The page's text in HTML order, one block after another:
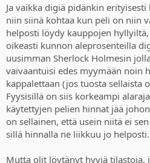
Ja vaikka digiä pidänkin
niin siinä kohtaa kun peli on niin
helposti löydy kauppojen
oikeasti kunnon aleprosenteilla
uusimman Sherlock Holmesin
vaivaantuisi edes myymään noin
kappalettaan (jos tuosta sellaista
Fyysisillä on siis korkeampi
käytettyjen pelien hinnat jää
on sellainen, että usein niitä ei
sillä hinnalla ne liikkuu jo helposti.
Mutta olit löytänyt hyviä tilastoja,